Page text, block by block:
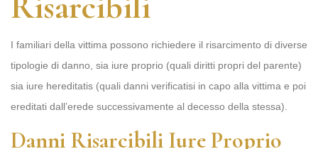
I familiari della vittima possono richiedere il risarcimento di diverse
tipologie di danno, sia iure proprio (quali diritti propri del parente)
sia iure hereditatis (quali danni verificatisi in capo alla vittima e poi
ereditati dall’erede successivamente al decesso della stessa).
Danni Risarcibili Iure Proprio